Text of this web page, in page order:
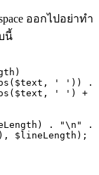
ออกไปอย่าทำ
นี้
' ')) .
' ') +
. "\n" .
$lineLength);